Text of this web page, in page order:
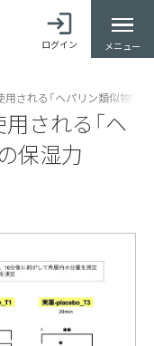
ログイン メニュー
用される「ヘパリン類似物質
用される「ヘ
保湿力